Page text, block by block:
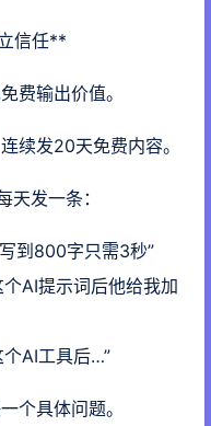
信任**
费输出价值。
续发20天免费内容。
天发一条：
到800字只需3秒”
AI提示词后他给我加
AI工具后…”
个具体问题。